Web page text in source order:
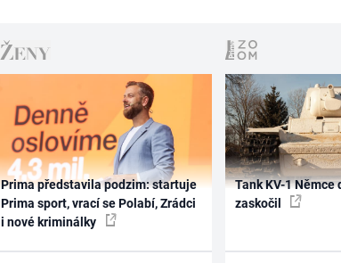
Prima představila podzim: startuje
Prima sport, vrací se Polabí, Zrádci
i nové kriminálky
Tank KV-1 Němce
zaskočil